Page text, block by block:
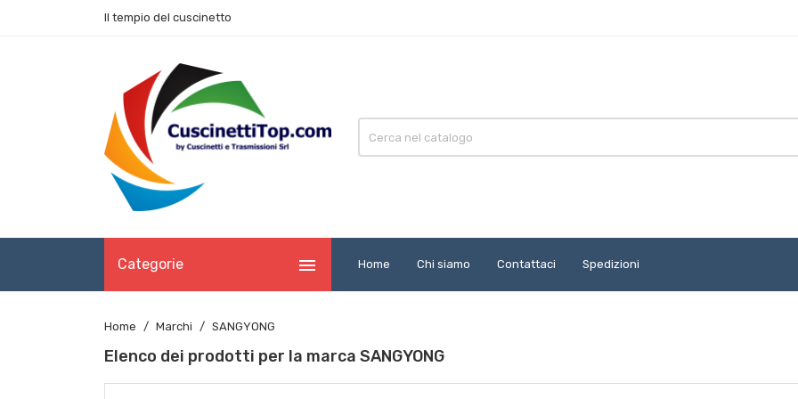
Il tempio del cuscinetto
Categorie  Home Chi siamo Contattaci Spedizioni
Home Marchi SANGYONG
Elenco dei prodotti per la marca SANGYONG